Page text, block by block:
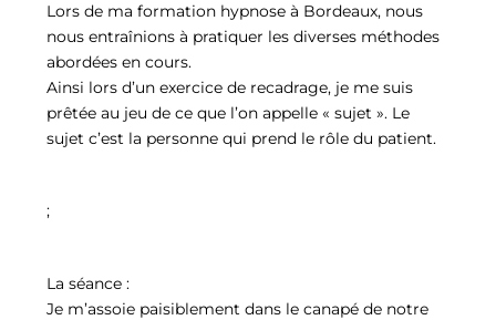
Lors de ma formation hypnose à Bordeaux, nous
nous entraînions à pratiquer les diverses méthodes
abordées en cours.
Ainsi lors d’un exercice de recadrage, je me suis
prêtée au jeu de ce que l’on appelle « sujet ». Le
sujet c’est la personne qui prend le rôle du patient.
;
La séance :
Je m’assoie paisiblement dans le canapé de notre